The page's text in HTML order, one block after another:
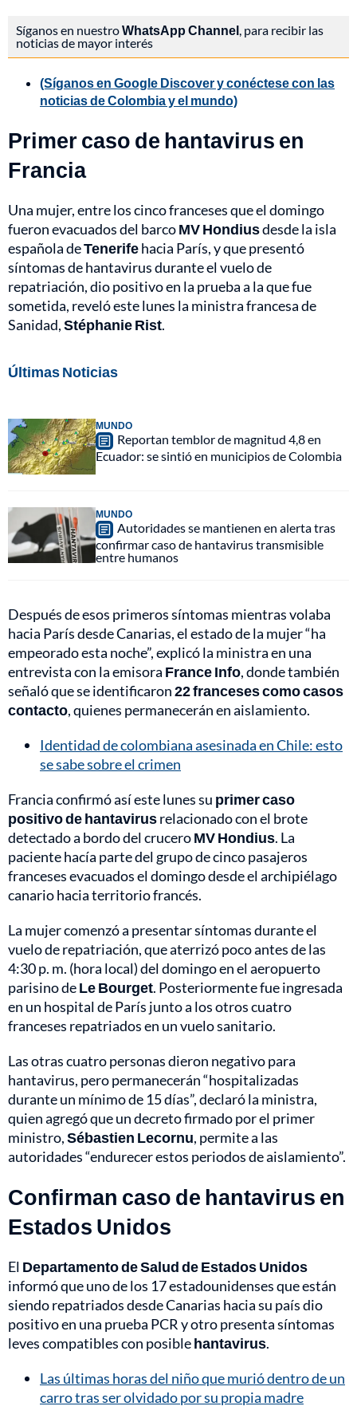
Síganos en nuestroWhatsApp Channel , para recibir las
noticias de mayor interés
(Síganos en Google Discover y conéctese con las
noticias de Colombia y el mundo)
Primer caso de hantavirus en
Francia
Una mujer, entre los cinco franceses que el domingo
fueron evacuados del barcoMV Hondiusdesde la isla
española deTenerifehacia París, y que presentó
síntomas de hantavirus durante el vuelo de
repatriación, dio positivo en la prueba a la que fue
sometida, reveló este lunes la ministra francesa de
Sanidad,Stéphanie Rist.
Últimas Noticias
MUNDO
Reportan temblor de magnitud 4,8 en
Ecuador: se sintió en municipios de Colombia
MUNDO
Autoridades se mantienen en alerta tras
confirmar caso de hantavirus transmisible
entre humanos
Después de esos primeros síntomas mientras volaba
hacia París desde Canarias, el estado de la mujer “ha
empeorado esta noche”, explicó la ministra en una
entrevista con la emisora France Info, donde también
señaló que se identificaron22 franceses como casos
contacto, quienes permanecerán en aislamiento.
Identidad de colombiana asesinada en Chile: esto
se sabe sobre el crimen
Francia confirmó así este lunes su primer caso
positivo de hantavirusrelacionado con el brote
detectado a bordo del cruceroMV Hondius. La
paciente hacía parte del grupo de cinco pasajeros
franceses evacuados el domingo desde el archipiélago
canario hacia territorio francés.
La mujer comenzó a presentar síntomas durante el
vuelo de repatriación, que aterrizó poco antes de las
4:30 p. m. (hora local) del domingo en el aeropuerto
parisino deLe Bourget. Posteriormente fue ingresada
en un hospital de París junto a los otros cuatro
franceses repatriados en un vuelo sanitario.
Las otras cuatro personas dieron negativo para
hantavirus, pero permanecerán “hospitalizadas
durante un mínimo de 15 días”, declaró la ministra,
quien agregó que un decreto firmado por el primer
ministro,Sébastien Lecornu, permite a las
autoridades “endurecer estos periodos de aislamiento”.
Confirman caso de hantavirus en
Estados Unidos
El Departamento de Salud de Estados Unidos
informó que uno de los 17 estadounidenses que están
siendo repatriados desde Canarias hacia su país dio
positivo en una prueba PCR y otro presenta síntomas
leves compatibles con posiblehantavirus.
Las últimas horas del niño que murió dentro de un
carro tras ser olvidado por su propia madre